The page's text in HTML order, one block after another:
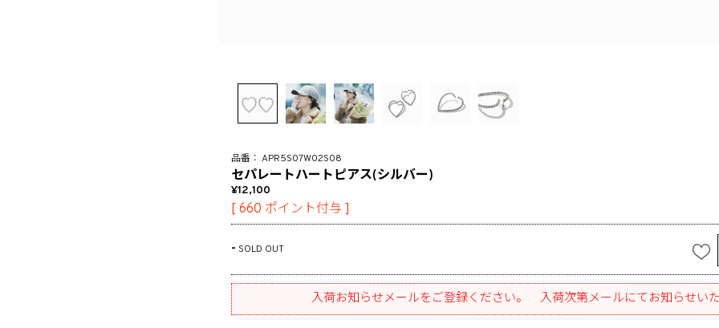
APR5S07W02S08
セパレートハートピアス(シルバー)
12,100
[ 660 ポイント付与 ]
- SOLD OUT
入荷お知らせメールをご登録ください。 入荷次第メールにてお知らせいた